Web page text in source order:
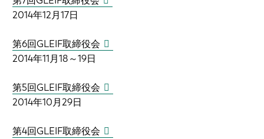
2014年12月17日
第6回GLEIF取締役会
2014年11月18～19日
第5回GLEIF取締役会
2014年10月29日
第4回GLEIF取締役会